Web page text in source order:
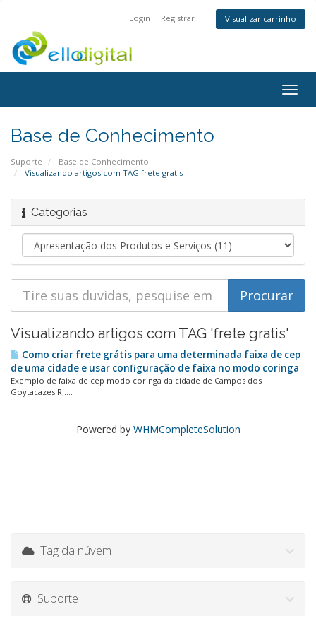
Login Registrar Visualizar carrinho
Base de Conhecimento
Suporte
Base de Conhecimento
Visualizando artigos com TAG frete gratis
Categorias
Visualizando artigos com TAG 'frete gratis'
Como criar frete grátis para uma determinada faixa de cep
de uma cidade e usar configuração de faixa no modo coringa
Exemplo de faixa de cep modo coringa da cidade de Campos dos
Goytacazes RJ:...
Powered by WHMCompleteSolution
Tag da núvem
Suporte